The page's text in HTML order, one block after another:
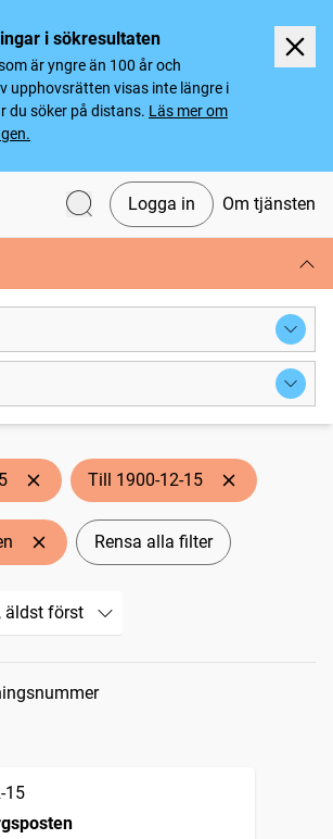
i sökresultaten
är yngre än 100 år och
upphovsrätten visas inte längre i
du söker på distans. Läs mer om
Logga in Om tjänsten
Till 1900-12-15
Rensa alla filter
15